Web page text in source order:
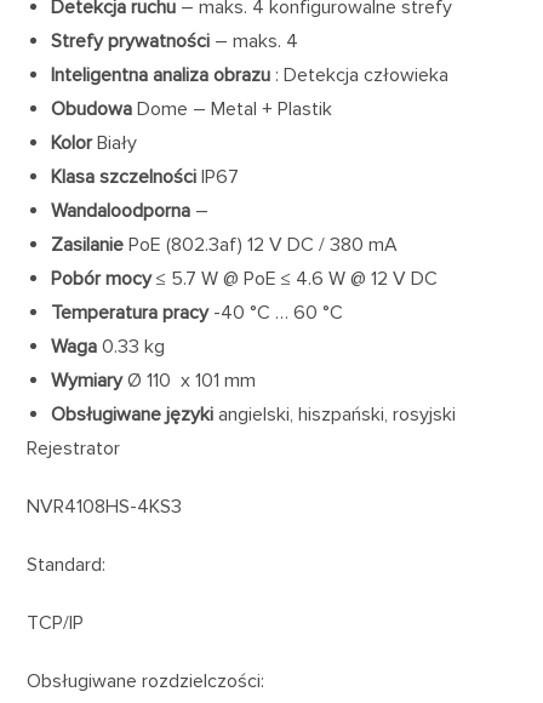
Detekcja ruchu – maks. 4 konfigurowalne strefy
Strefy prywatności – maks. 4
Inteligentna analiza obrazu : Detekcja człowieka
Obudowa Dome – Metal + Plastik
KolorBiały
Klasa szczelności IP67
Wandaloodporna –
Zasilanie PoE (802.3af) 12 V DC / 380 mA
Pobór mocy≤ 5.7 W @ PoE ≤ 4.6 W @ 12 V DC
Temperatura pracy-40 °C … 60 °C
Waga 0.33 kg
WymiaryØ 110 x 101 mm
Obsługiwane języki angielski, hiszpański, rosyjski
Rejestrator
NVR4108HS-4KS3
Standard:
TCP/IP
Obsługiwane rozdzielczości: